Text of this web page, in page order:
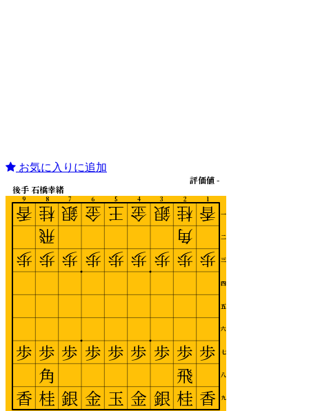
お気に入りに追加
1
2
3
4
5
6
7
8
9
一
二
三
四
五
六
七
八
九
後手 石橋幸緒
評価値 -
香
歩
歩
香
桂
角
歩
歩
飛
桂
銀
歩
歩
銀
金
歩
歩
金
王
歩
歩
玉
金
歩
歩
金
銀
歩
歩
銀
桂
飛
歩
歩
角
桂
香
歩
歩
香